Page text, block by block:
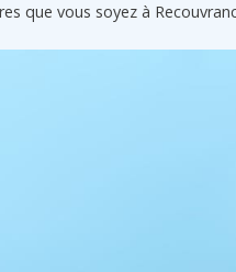
que vous soyez à